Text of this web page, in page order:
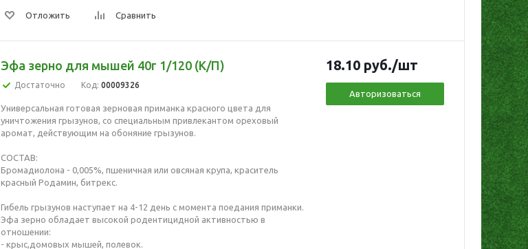
Отложить Сравнить
Эфа зерно для мышей 40г 1/120 (К/П)
Достаточно Код: 00009326
Универсальная готовая зерновая приманка красного цвета для
уничтожения грызунов, со специальным привлекантом ореховый
аромат, действующим на обоняние грызунов.
СОСТАВ:
Бромадиолона - 0,005%, пшеничная или овсяная крупа, краситель
красный Родамин, битрекс.
Гибель грызунов наступает на 4-12 день с момента поедания приманки.
Эфа зерно обладает высокой родентицидной активностью в
отношении:
- крыс,домовых мышей, полевок.
18.10 руб./шт
Авторизоваться